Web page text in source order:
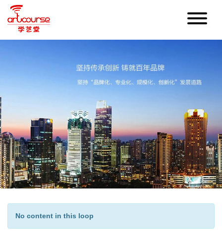
No content in this loop